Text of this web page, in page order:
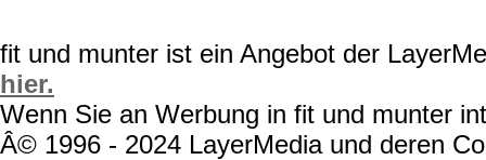
fit und munter ist ein Angebot der
hier.
Wenn Sie an Werbung in fit und munter
Â© 1996 - 2024 LayerMedia und deren